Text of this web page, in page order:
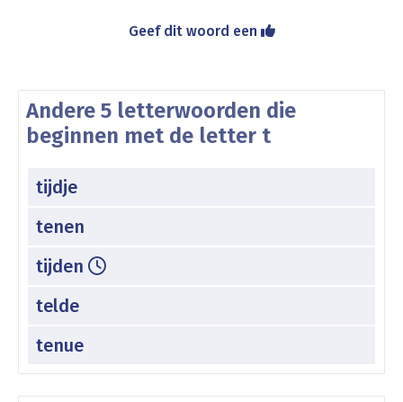
Geef dit woord een
Andere 5 letterwoorden die
beginnen met de letter t
tijdje
tenen
tijden
telde
tenue